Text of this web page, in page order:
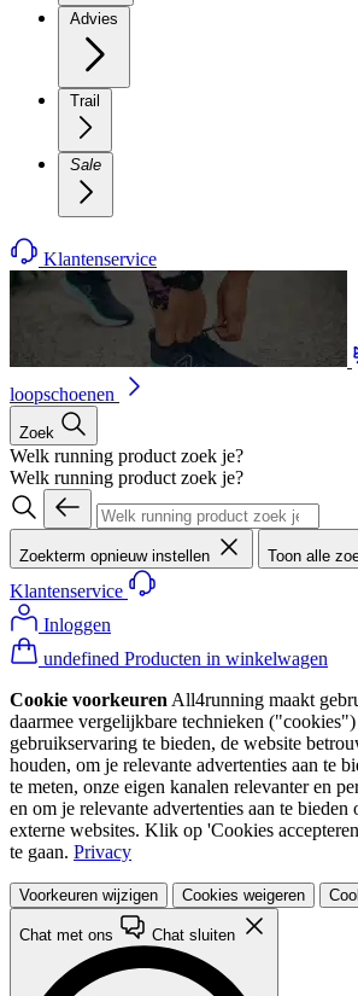
Advies
Trail
Sale
Klantenservice
loopschoenen
Zoek
Welk running product zoek je?
Welk running product zoek je?
Zoekterm opnieuw instellen Toon alle
Klantenservice
Inloggen
undefined Producten in winkelwagen
Cookie voorkeuren All4running maakt
daarmee vergelijkbare technieken
gebruikservaring te bieden, de website
houden, om je relevante advertenties aan te
te meten, onze eigen kanalen relevanter en
en om je relevante advertenties aan te bieden
externe websites. Klik op 'Cookies
te gaan. Privacy
Voorkeuren wijzigen Cookies weigeren
Chat met ons Chat sluiten